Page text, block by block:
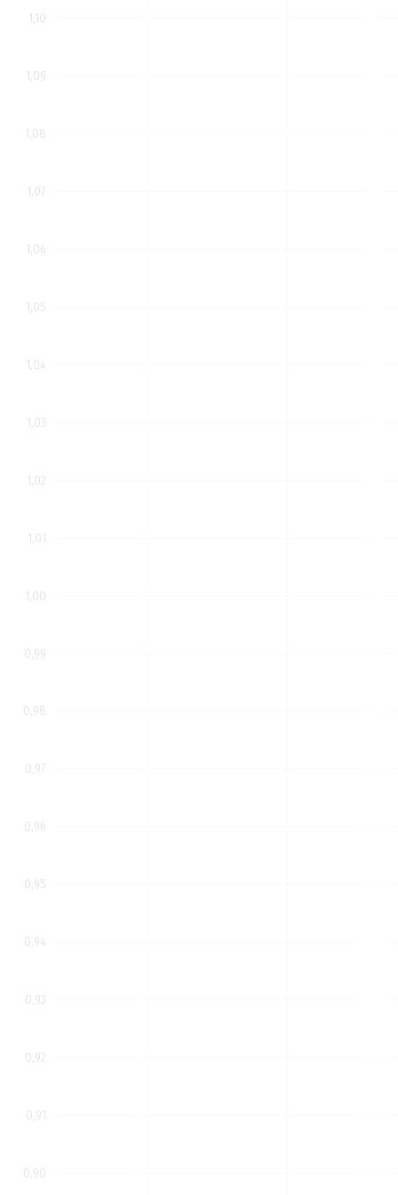
0,90
0,91
0,92
0,93
0,94
0,95
0,96
0,97
0,98
0,99
1,00
1,01
1,02
1,03
1,04
1,05
1,06
1,07
1,08
1,09
1,10